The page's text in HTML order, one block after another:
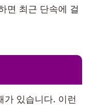
면 최근 단속에 걸
있습니다. 이런